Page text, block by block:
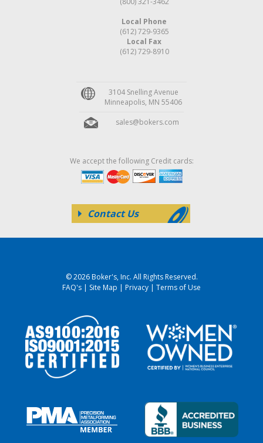
Local Phone
(612) 729-9365
Local Fax
(612) 729-8910
3104 Snelling Avenue
Minneapolis, MN 55406
sales@bokers.com
We accept the following Credit cards:
Contact Us
© 2026 Boker's, Inc. All Rights Reserved.
FAQ's | Site Map | Privacy | Terms of Use